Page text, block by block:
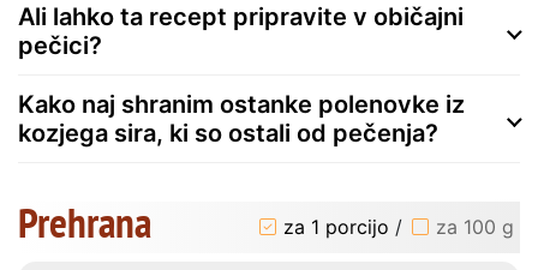
Ali lahko ta recept pripravite v običajni
pečici?
Kako naj shranim ostanke polenovke iz
kozjega sira, ki so ostali od pečenja?
Prehrana za 1 porcijo / za 100 g